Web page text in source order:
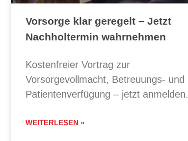
Vorsorge klar geregelt – Jetzt
Nachholtermin wahrnehmen
Kostenfreier Vortrag zur
Vorsorgevollmacht, Betreuungs- und
Patientenverfügung – jetzt anmelden.
WEITERLESEN »